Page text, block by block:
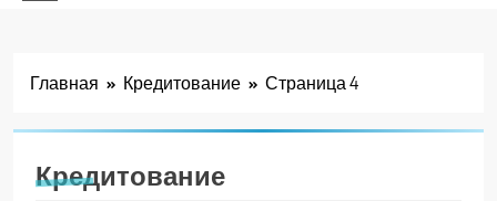
Главная Кредитование Страница 4
Кредитование